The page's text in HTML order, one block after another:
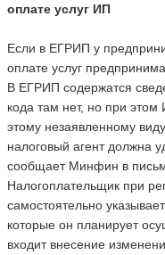
оплате услуг ИП
Если в ЕГРИП у
оплате услуг
В ЕГРИП содержатся
кода там нет, но при
этому незаявленному
налоговый агент должна
сообщает Минфин в
Налогоплательщик при
самостоятельно
которые он планирует
входит внесение